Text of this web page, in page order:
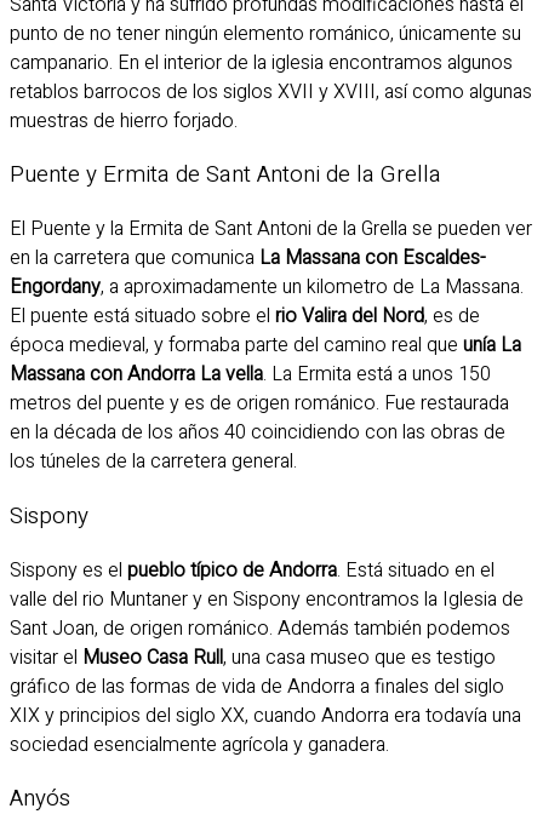
punto de no tener ningún elemento románico, únicamente su
campanario. En el interior de la iglesia encontramos algunos
retablos barrocos de los siglos XVII y XVIII, así como algunas
muestras de hierro forjado.
Puente y Ermita de Sant Antoni de la Grella
El Puente y la Ermita de Sant Antoni de la Grella se pueden ver
en la carretera que comunica La Massana con Escaldes-
Engordany, a aproximadamente un kilometro de La Massana.
El puente está situado sobre el rio Valira del Nord, es de
época medieval, y formaba parte del camino real que unía La
Massana con Andorra La vella. La Ermita está a unos 150
metros del puente y es de origen románico. Fue restaurada
en la década de los años 40 coincidiendo con las obras de
los túneles de la carretera general.
Sispony
Sispony es el pueblo típico de Andorra. Está situado en el
valle del rio Muntaner y en Sispony encontramos la Iglesia de
Sant Joan, de origen románico. Además también podemos
visitar el Museo Casa Rull, una casa museo que es testigo
gráfico de las formas de vida de Andorra a finales del siglo
XIX y principios del siglo XX, cuando Andorra era todavía una
sociedad esencialmente agrícola y ganadera.
Anyós